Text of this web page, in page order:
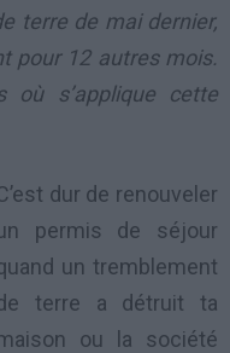
terre de mai dernier,
pour 12 autres mois.
où s’applique cette
dur de renouveler
permis de séjour
un tremblement
terre a détruit ta
ou la société